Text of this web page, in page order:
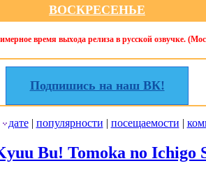
ВОСКРЕСЕНЬЕ
время выхода релиза в русской озвучке.
Подпишись на наш ВК!
дате| популярности | посещаемости |
Bu! Tomoka no Ichigo